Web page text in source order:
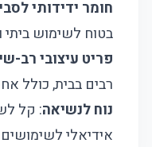
חומר ידידותי
בטוח לשימוש ביתי
פריט עיצובי רב-
רבים בבית, כולל
נוח לנשיאה: קל
אידיאלי